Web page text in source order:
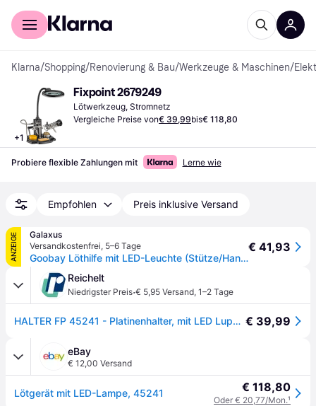
Für Shopper
Klarna/Shopping/Renovierung & Bau/Werkzeuge & Maschinen/
+1
Fixpoint 2679249
Lötwerkzeug, Stromnetz
Vergleiche Preise von€ 39,99bis€ 118,80
Probiere flexible Zahlungen mit Lerne wie
Empfohlen Preis inklusive Versand
ANZEIGE
Galaxus
Versandkostenfrei, 5–6 Tage
Goobay Löthilfe mit LED-Leuchte (Stütze/Hand), Lötgerät Zubehör, Schwarz
€ 41,93
Reichelt
Niedrigster Preis·€ 5,95 Versand, 1–2 Tage
HALTER FP 45241 - Platinenhalter, mit LED Lupe, Schwanenhals, helfende Hand € 39,99
eBay
€ 12,00 Versand
Lötgerät mit LED-Lampe, 45241 € 118,80
Oder € 20,77/Mon.¹